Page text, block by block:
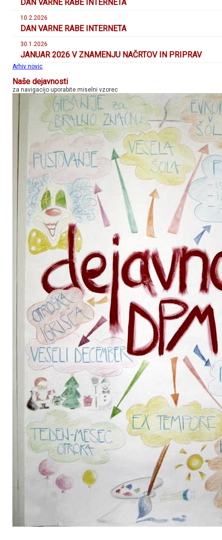
DAN VARNE RABE INTERNETA
10.2.2026
DAN VARNE RABE INTERNETA
30.1.2026
JANUAR 2026 V ZNAMENJU NAČRTOV IN PRIPRAV
Arhiv novic
Naše dejavnosti
za navigacijo uporabite miselni vzorec